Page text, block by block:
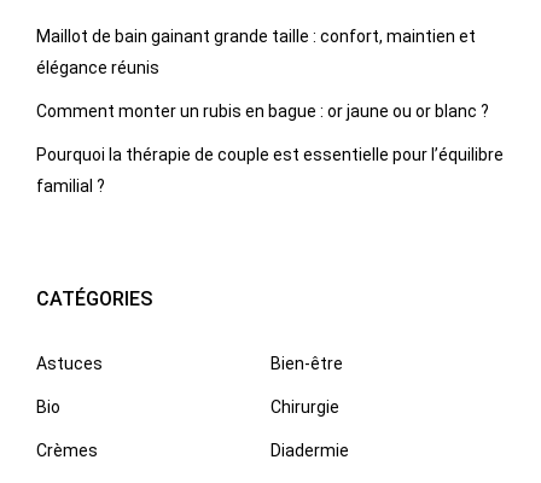
Maillot de bain gainant grande taille : confort, maintien et
élégance réunis
Comment monter un rubis en bague : or jaune ou or blanc ?
Pourquoi la thérapie de couple est essentielle pour l’équilibre
familial ?
CATÉGORIES
Astuces Bien-être
Bio Chirurgie
Crèmes Diadermie